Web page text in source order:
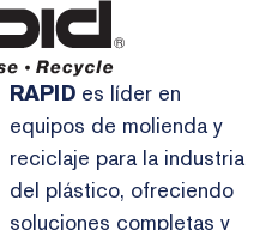
RAPID es líder en
equipos de molienda y
reciclaje para la industria
del plástico, ofreciendo
soluciones completas y